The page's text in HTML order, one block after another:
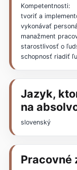
Kompetentnosti:
tvoriť a
vykonávať
manažment
starostlivosť o
schopnosť riadiť
Jazyk,
na
slovenský
Pracovné